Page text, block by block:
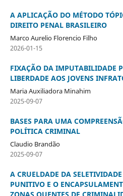
A APLICAÇÃO DO MÉTODO
DIREITO PENAL BRASILEIRO
Marco Aurelio Florencio Filho
2026-01-15
FIXAÇÃO DA IMPUTABILIDADE
LIBERDADE AOS JOVENS
Maria Auxiliadora Minahim
2025-09-07
BASES PARA UMA
POLÍTICA CRIMINAL
Claudio Brandão
2025-09-07
A CRUELDADE DA
PUNITIVO E O